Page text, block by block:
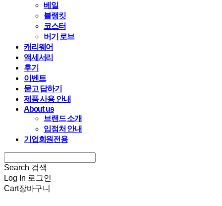
베일
블랭킷
코스터
버기 로브
캐리웨어
액세서리
후기
이벤트
묻고 답하기
제품 사용 안내
About us
브랜드 소개
입점처 안내
기업회원전용
Search 검색
Log In 로그인
Cart장바구니